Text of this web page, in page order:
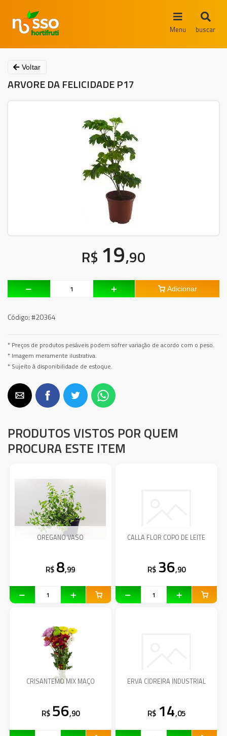
Menu buscar
Voltar
ARVORE DA FELICIDADE P17
R$ 19,90
Adicionar
Código:#20364
* Preços de produtos pesáveis podem sofrer variação de acordo com o peso.
* Imagem meramente ilustrativa.
* Sujeito à disponibilidade de estoque.
PRODUTOS VISTOS POR QUEM
PROCURA ESTE ITEM
OREGANO VASO
R$ 8,99
CALLA FLOR COPO DE LEITE
R$ 36,90
CRISANTEMO MIX MAÇO
R$ 56,90
ERVA CIDREIRA INDUSTRIAL
R$ 14,05